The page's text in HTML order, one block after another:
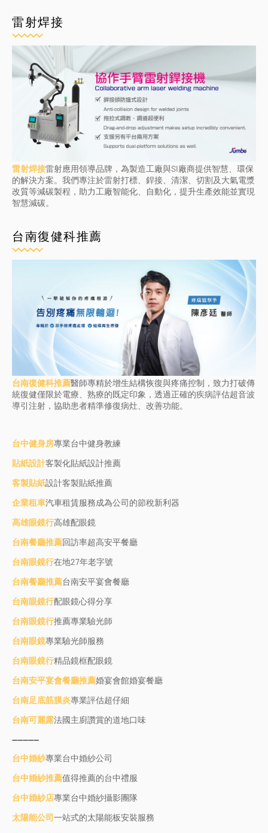
雷射焊接
雷射焊接雷射應用領導品牌，為製造工廠與SI廠商提供智慧、環保
的解決方案。我們專注於雷射打標、銲接、清潔、切割及大氣電漿
改質等減碳製程，助力工廠智能化、自動化，提升生產效能並實現
智慧減碳。
台南復健科推薦
台南復健科推薦醫師專精於增生結構恢復與疼痛控制，致力打破傳
統復健僅限於電療、熟療的既定印象，透過正確的疾病評估超音波
導引注射，協助患者精準修復病灶、改善功能。
台中健身房專業台中健身教練
貼紙設計客製化貼紙設計推薦
客製貼紙設計客製貼紙推薦
企業租車汽車租賃服務成為公司的節稅新利器
高雄眼鏡行高雄配眼鏡
台南餐廳推薦回訪率超高安平餐廳
台南眼鏡行在地27年老字號
台南餐廳推薦台南安平宴會餐廳
台南眼鏡行配眼鏡心得分享
台南眼鏡行推薦專業驗光師
台南眼鏡專業驗光師服務
台南眼鏡行精品鏡框配眼鏡
台南安平宴會餐廳推薦婚宴會館婚宴餐廳
台南足底筋膜炎專業評估超仔細
台南可麗露法國主廚讚賞的道地口味
----------
台中婚紗專業台中婚紗公司
台中婚紗推薦值得推薦的台中禮服
台中婚紗店專業台中婚紗攝影團隊
太陽能公司一站式的太陽能板安裝服務
Home About
byBlogging